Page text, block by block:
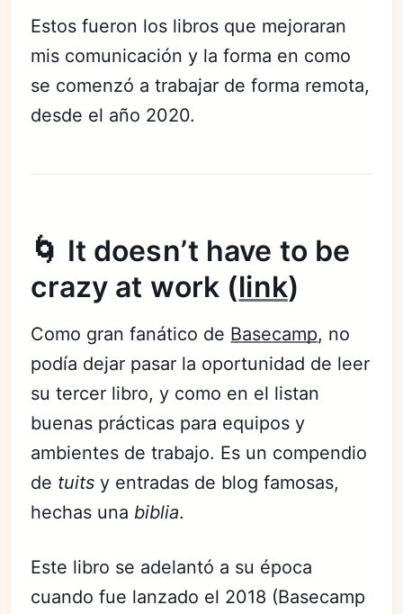
Estos fueron los libros que mejoraran
mis comunicación y la forma en como
se comenzó a trabajar de forma remota,
desde el año 2020.
🌀 It doesn’t have to be
crazy at work (link)
Como gran fanático de Basecamp, no
podía dejar pasar la oportunidad de leer
su tercer libro, y como en el listan
buenas prácticas para equipos y
ambientes de trabajo. Es un compendio
de tuits y entradas de blog famosas,
hechas una biblia.
Este libro se adelantó a su época
cuando fue lanzado el 2018 (Basecamp